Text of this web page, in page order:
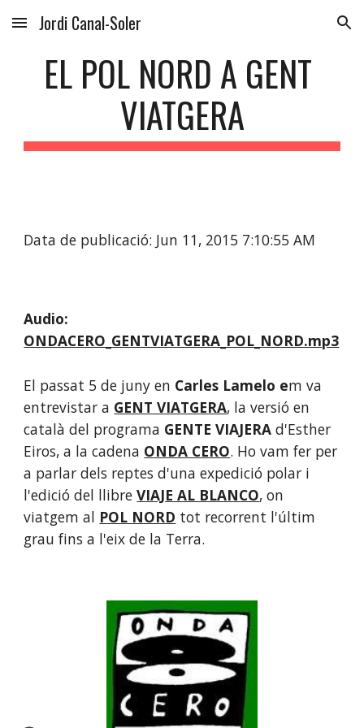
Skip to main content Skip to navigation
Jordi Canal-Soler
EL POL NORD A GENT
VIATGERA
Data de publicació: Jun 11, 2015 7:10:55 AM
ONDACERO_GENTVIATGERA_POL_NORD.mp3
El passat 5 de juny en Carles Lamelo em va
entrevistar a GENT VIATGERA, la versió en
català del programa GENTE VIAJERA d'Esther
Eiros, a la cadena ONDA CERO. Ho vam fer per
a parlar dels reptes d'una expedició polar i
l'edició del llibre VIAJE AL BLANCO, on
viatgem al POL NORD tot recorrent l'últim
grau fins a l'eix de la Terra.